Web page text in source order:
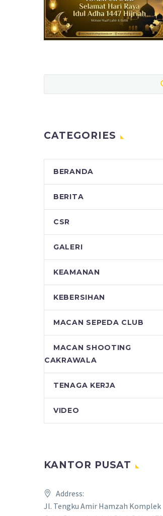
CATEGORIES
BERANDA
BERITA
CSR
GALERI
KEAMANAN
KEBERSIHAN
MACAN SEPEDA CLUB
MACAN SHOOTING
CAKRAWALA
TENAGA KERJA
VIDEO
KANTOR PUSAT
Address:
Jl. Tengku Amir Hamzah Komplek